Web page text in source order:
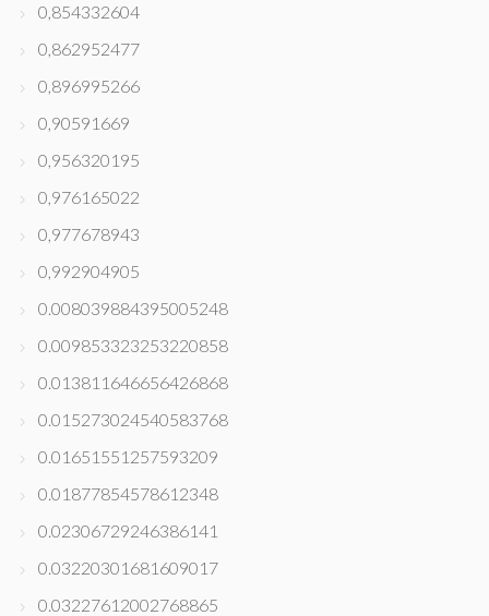
0,854332604
0,862952477
0,896995266
0,90591669
0,956320195
0,976165022
0,977678943
0,992904905
0.008039884395005248
0.009853323253220858
0.013811646656426868
0.015273024540583768
0.01651551257593209
0.01877854578612348
0.02306729246386141
0.03220301681609017
0.03227612002768865